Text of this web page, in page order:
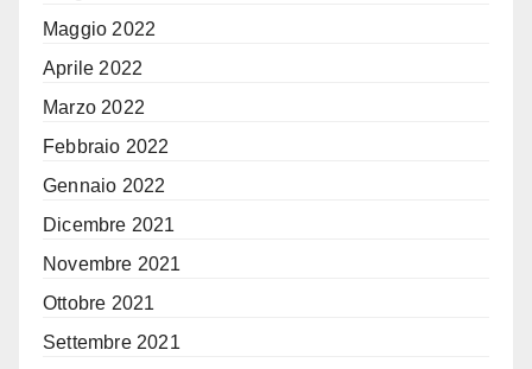
Maggio 2022
Aprile 2022
Marzo 2022
Febbraio 2022
Gennaio 2022
Dicembre 2021
Novembre 2021
Ottobre 2021
Settembre 2021